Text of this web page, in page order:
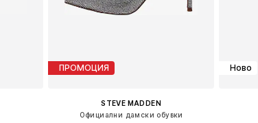
ПРОМОЦИЯ
STEVE MADDEN
Официални дамски обувки
Ново